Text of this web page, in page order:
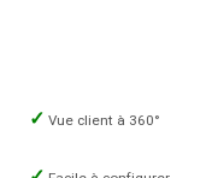
Vue client à 360°